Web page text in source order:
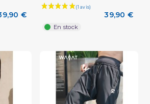
€ 39,90 €
En stock